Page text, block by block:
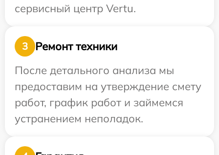
сервисный центр Vertu.
3
Ремонт техники
После детального анализа мы
предоставим на утверждение смету
работ, график работ и займемся
устранением неполадок.